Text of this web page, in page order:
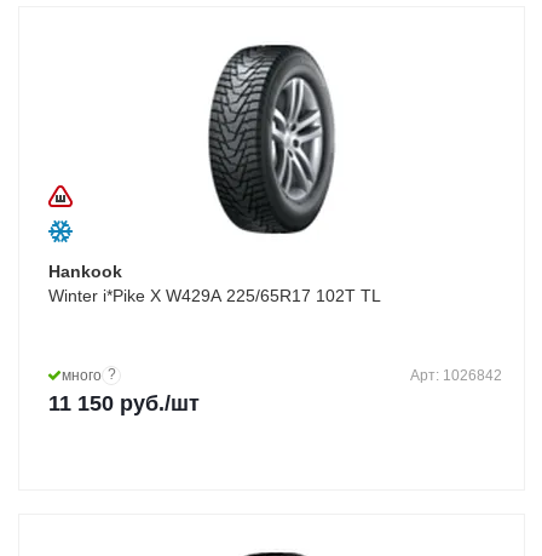
Hankook
Winter i*Pike X W429A 225/65R17 102T TL
много ? Арт: 1026842
11 150 руб./шт